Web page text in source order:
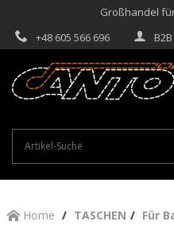
Großhandel
+48 605 566 696
B2B
Home TASCHEN Für